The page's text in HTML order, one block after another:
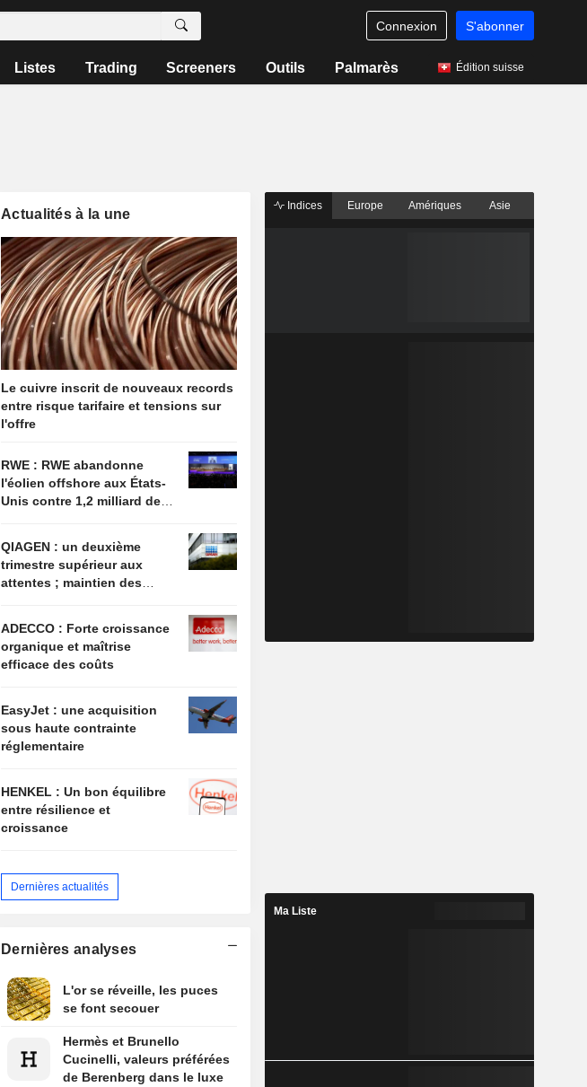
Connexion S'abonner
Listes Trading Screeners Outils Palmarès Édition suisse
Actualités à la une
Le cuivre inscrit de nouveaux records
entre risque tarifaire et tensions sur
l'offre
RWE : RWE abandonne
l'éolien offshore aux États-
Unis contre 1,2 milliard de
QIAGEN : un deuxième
trimestre supérieur aux
attentes ; maintien des
ADECCO : Forte croissance
organique et maîtrise
efficace des coûts
EasyJet : une acquisition
sous haute contrainte
réglementaire
HENKEL : Un bon équilibre
entre résilience et
croissance
Dernières actualités
Dernières analyses
L'or se réveille, les puces
se font secouer
Hermès et Brunello
Cucinelli, valeurs préférées
de Berenberg dans le luxe
Indices Europe Amériques Asie
Ma Liste